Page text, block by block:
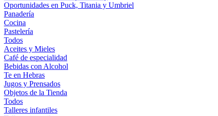
Oportunidades en Puck, Titania y Umbriel
Panadería
Cocina
Pastelería
Todos
Aceites y Mieles
Café de especialidad
Bebidas con Alcohol
Te en Hebras
Jugos y Prensados
Objetos de la Tienda
Todos
Talleres infantiles